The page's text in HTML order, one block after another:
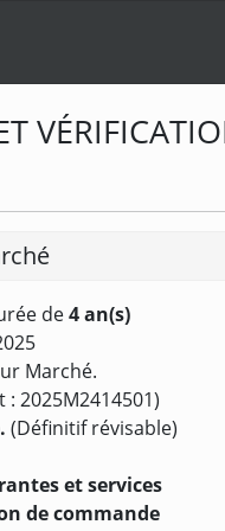
de4 an(s)
Marché.
2025M2414501)
(Définitif révisable)
et services
de commande